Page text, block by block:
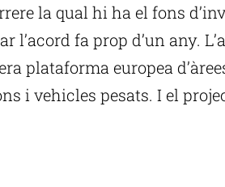
la qual hi ha el fons
l’acord fa prop d’un any.
plataforma europea
i vehicles pesats. I el